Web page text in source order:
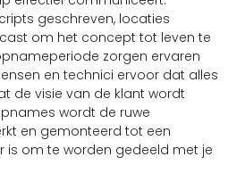
geschreven, locaties
om het concept tot leven te
zorgen ervaren
en technici ervoor dat alles
de visie van de klant wordt
wordt de ruwe
en gemonteerd tot een
is om te worden gedeeld met je